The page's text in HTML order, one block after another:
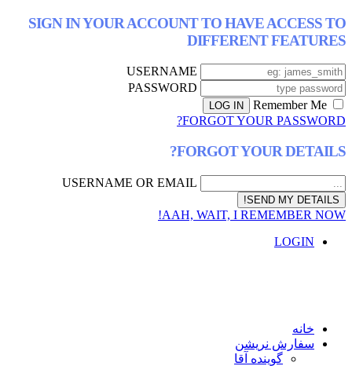
SIGN IN YOUR ACCOUNT TO HAVE ACCESS TO
DIFFERENT FEATURES
USERNAME
PASSWORD
Remember Me
FORGOT YOUR PASSWORD?
FORGOT YOUR DETAILS?
USERNAME OR EMAIL
AAH, WAIT, I REMEMBER NOW!
LOGIN
خانه
سفارش نریشن
گوینده آقا